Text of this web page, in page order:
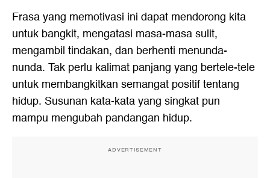
Frasa yang memotivasi ini dapat mendorong kita
untuk bangkit, mengatasi masa-masa sulit,
mengambil tindakan, dan berhenti menunda-
nunda. Tak perlu kalimat panjang yang bertele-tele
untuk membangkitkan semangat positif tentang
hidup. Susunan kata-kata yang singkat pun
mampu mengubah pandangan hidup.
ADVERTISEMENT